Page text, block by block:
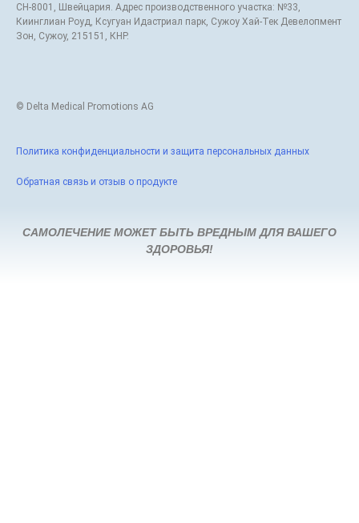
СН-8001, Швейцария. Адрес производственного участка: №33,
Киинглиан Роуд, Ксугуан Идастриал парк, Сужоу Хай-Тек Девелопмент
Зон, Сужоу, 215151, КНР.
© Delta Medical Promotions AG
Политика конфиденциальности и защита персональных данных
Обратная связь и отзыв о продукте
САМОЛЕЧЕНИЕ МОЖЕТ БЫТЬ ВРЕДНЫМ ДЛЯ ВАШЕГО
ЗДОРОВЬЯ!